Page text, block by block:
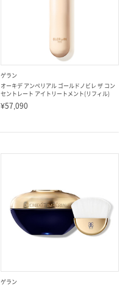
ゲラン
オーキデ アンペリアル ゴールドノビレ ザ コン
セントレート アイトリートメント(リフィル)
¥57,090
ゲラン